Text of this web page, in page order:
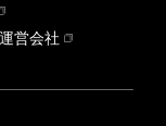
運営会社